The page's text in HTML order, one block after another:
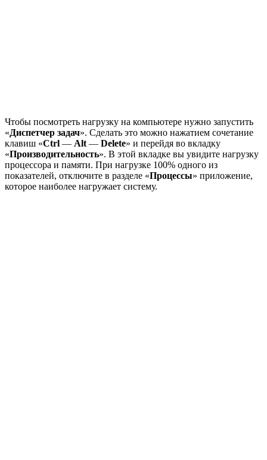
Чтобы посмотреть нагрузку на компьютере нужно запустить
«Диспетчер задач». Сделать это можно нажатием сочетание
клавиш «Ctrl — Alt — Delete» и перейдя во вкладку
«Производительность». В этой вкладке вы увидите нагрузку
процессора и памяти. При нагрузке 100% одного из
показателей, отключите в разделе «Процессы» приложение,
которое наиболее нагружает систему.